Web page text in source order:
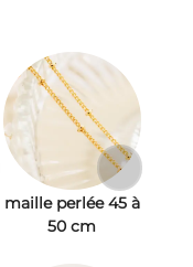
maille perlée 45 à
50 cm